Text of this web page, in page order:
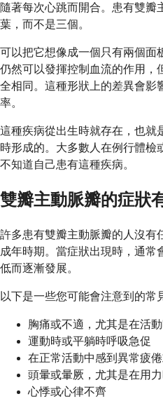
隨著每次心跳而開合。患有雙瓣
葉，而不是三個。
可以把它想像成一個只有兩個面
仍然可以發揮控制血流的作用，
全相同。這種形狀上的差異會影
率。
這種疾病從出生時就存在，也就
時形成的。大多數人在例行體檢
不知道自己患有這種疾病。
雙瓣主動脈瓣的症狀
許多患有雙瓣主動脈瓣的人沒有
成年時期。當症狀出現時，通常
低而逐漸發展。
以下是一些您可能會注意到的常
胸痛或不適，尤其是在活
運動時或平躺時呼吸急促
在正常活動中感到異常疲
頭暈或暈厥，尤其是在用
心悸或心律不齊